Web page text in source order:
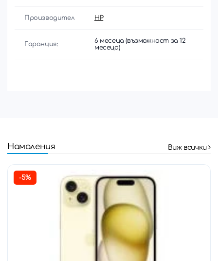
Производител HP
Гаранция:
6 месеца (възможност за 12
месеца)
Намаления Виж всички
-5%